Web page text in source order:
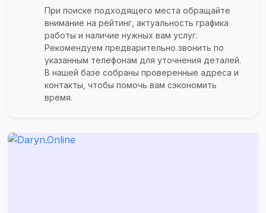
При поиске подходящего места обращайте
внимание на рейтинг, актуальность графика
работы и наличие нужных вам услуг.
Рекомендуем предварительно звонить по
указанным телефонам для уточнения деталей.
В нашей базе собраны проверенные адреса и
контакты, чтобы помочь вам сэкономить
время.